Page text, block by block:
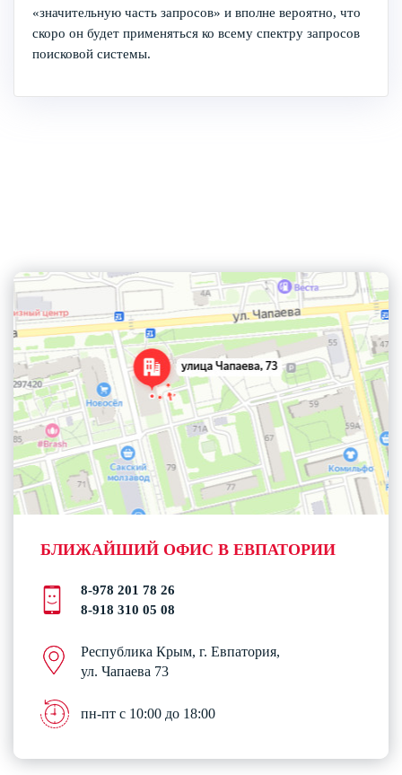
«значительную часть запросов» и вполне вероятно, что
скоро он будет применяться ко всему спектру запросов
поисковой системы.
БЛИЖАЙШИЙ ОФИС В ЕВПАТОРИИ
8-978 201 78 26
8-918 310 05 08
Республика Крым, г. Евпатория,
ул. Чапаева 73
пн-пт с 10:00 до 18:00